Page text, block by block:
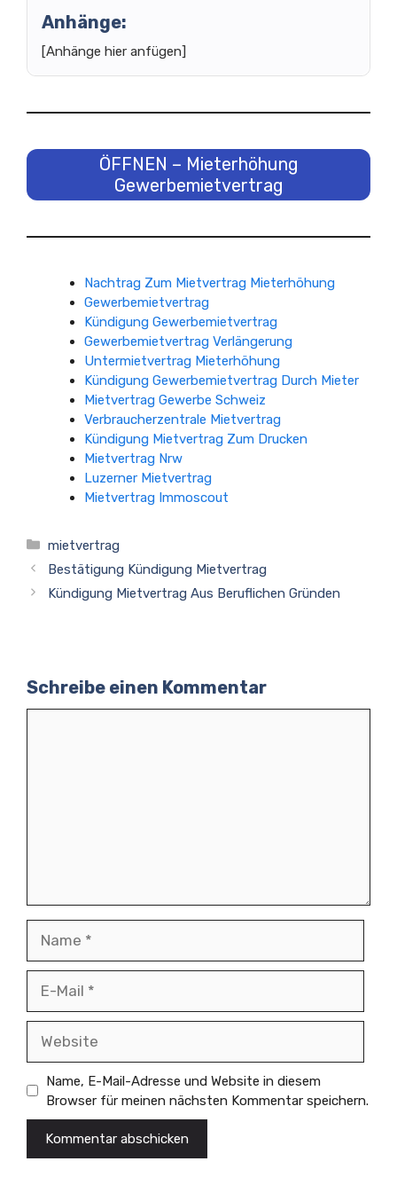
Anhänge:
[Anhänge hier anfügen]
ÖFFNEN – Mieterhöhung
Gewerbemietvertrag
Nachtrag Zum Mietvertrag Mieterhöhung
Gewerbemietvertrag
Kündigung Gewerbemietvertrag
Gewerbemietvertrag Verlängerung
Untermietvertrag Mieterhöhung
Kündigung Gewerbemietvertrag Durch Mieter
Mietvertrag Gewerbe Schweiz
Verbraucherzentrale Mietvertrag
Kündigung Mietvertrag Zum Drucken
Mietvertrag Nrw
Luzerner Mietvertrag
Mietvertrag Immoscout
Kategorien
mietvertrag
Bestätigung Kündigung Mietvertrag
Kündigung Mietvertrag Aus Beruflichen Gründen
Schreibe einen Kommentar
Mail
Name, E-Mail-Adresse und Website in diesem
Browser für meinen nächsten Kommentar speichern.